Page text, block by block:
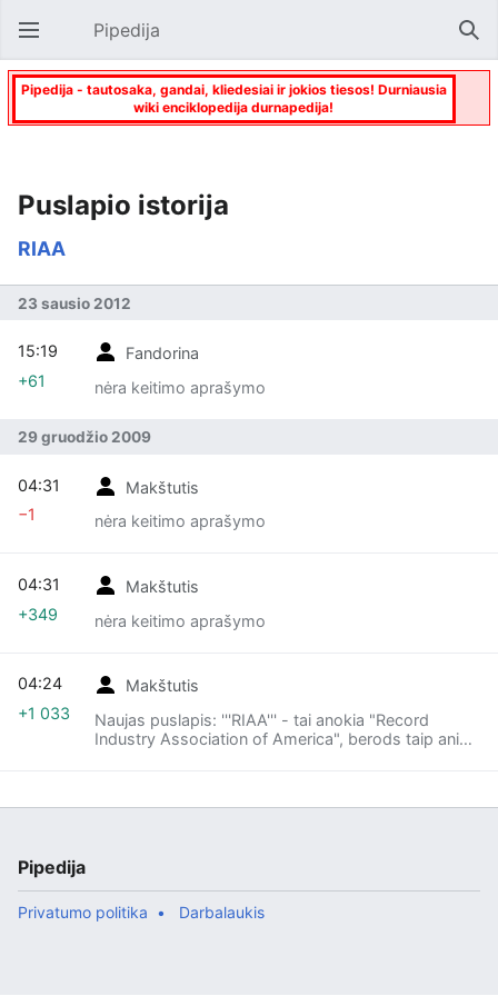
Atverti pagrindinį meniu Pipedija
Pipedija - tautosaka, gandai, kliedesiai ir jokios tiesos! Durniausia
wiki enciklopedija durnapedija!
Puslapio istorija
RIAA
23 sausio 2012
Fandorina
nėra keitimo aprašymo
15:19
+61
29 gruodžio 2009
Makštutis
nėra keitimo aprašymo
04:31
−1
Makštutis
nėra keitimo aprašymo
04:31
+349
Makštutis
Naujas puslapis: '''RIAA''' - tai anokia "Record
Industry Association of America", berods taip anie
04:24
+1 033
Pipedija
Privatumo politika Darbalaukis